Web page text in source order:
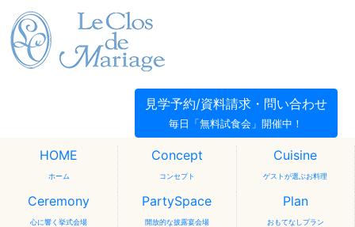
見学予約/資料請求・問い合わせ
毎日「無料試食会」開催中！
HOME
ホーム
Concept
コンセプト
Cuisine
ゲストが選ぶお料理
Ceremony
心に響く挙式会場
PartySpace
開放的な披露宴会場
Plan
おもてなしプラン